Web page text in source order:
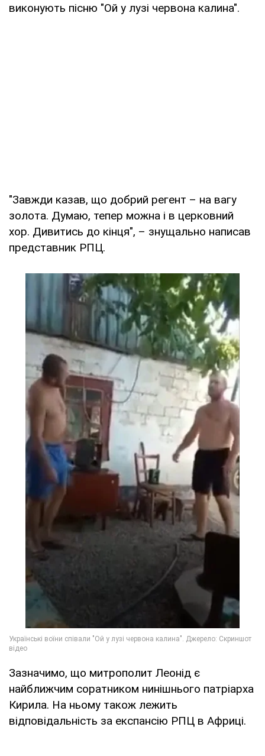
виконують пісню "Ой у лузі червона калина".
"Завжди казав, що добрий регент – на вагу
золота. Думаю, тепер можна і в церковний
хор. Дивитись до кінця", – знущально написав
представник РПЦ.
Зазначимо, що митрополит Леонід є
найближчим соратником нинішнього патріарха
Кирила. На ньому також лежить
відповідальність за експансію РПЦ в Африці.